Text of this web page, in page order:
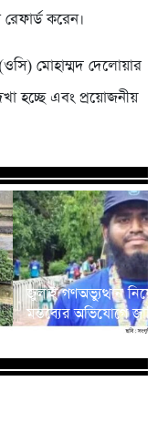
করেন।
মোহাম্মদ দেলোয়ার
হচ্ছে এবং প্রয়োজনীয়
জুলাই গণঅভ্যুত্থান
মন্তব্যের অভিযোগে জাবি